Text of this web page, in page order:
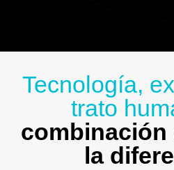
Tecnología,
trato
combinación
la